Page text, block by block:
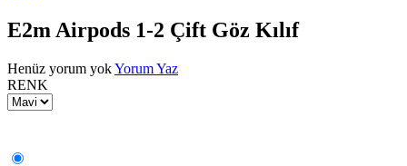
E2m Airpods 1-2 Çift Göz Kılıf
Henüz yorum yokYorum Yaz
RENK